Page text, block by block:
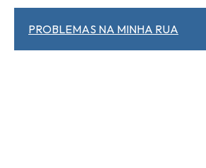
PROBLEMAS NA MINHA RUA